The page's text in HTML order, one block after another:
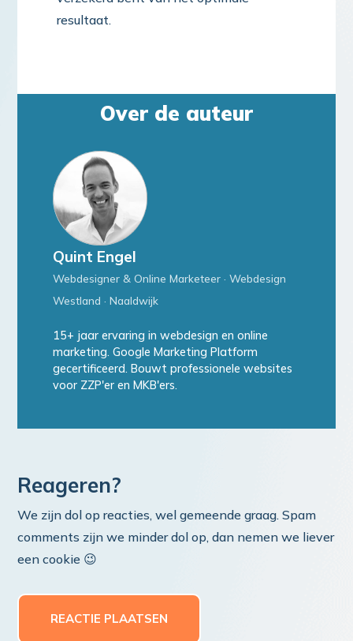
resultaat.
Over de auteur
Quint Engel
Webdesigner & Online Marketeer · Webdesign
Westland · Naaldwijk
15+ jaar ervaring in webdesign en online
marketing. Google Marketing Platform
gecertificeerd. Bouwt professionele websites
voor ZZP'er en MKB'ers.
Reageren?
We zijn dol op reacties, wel gemeende graag. Spam
comments zijn we minder dol op, dan nemen we liever
een cookie 😉
REACTIE PLAATSEN